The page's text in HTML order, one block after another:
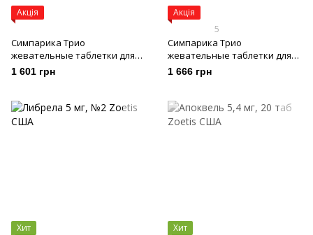
Акція
Симпарика Трио
жевательные таблетки для
собак, 20,1 - 40 кг, 3 шт
1 601 грн
Акція
5
Симпарика Трио
жевательные таблетки для
собак, 40,1 - 60 кг, 3 шт
1 666 грн
Хит
Хит